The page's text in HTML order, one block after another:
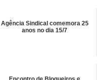
Agência Sindical comemora 25
anos no dia 15/7